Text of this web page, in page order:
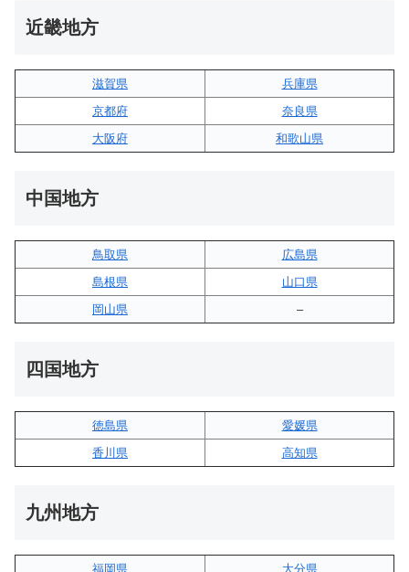
近畿地方
滋賀県
兵庫県
京都府
奈良県
大阪府
和歌山県
中国地方
鳥取県
広島県
島根県
山口県
岡山県
–
四国地方
徳島県
愛媛県
香川県
高知県
九州地方
福岡県 大分県